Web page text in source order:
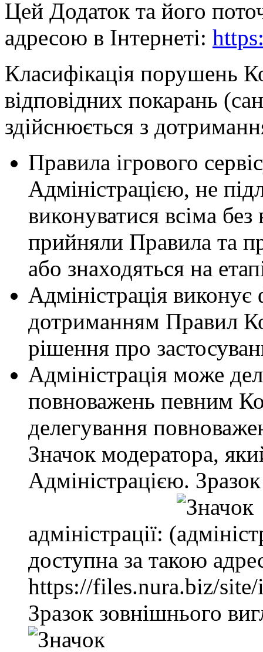
Цей Додаток та його
адресою в Інтернеті:
Класифікація порушень
відповідних покарань
здійснюється з
Правила ігрового
Адміністрацією, не
виконуватися всіма
прийняли Правила та
або знаходяться на
Адміністрація
дотриманням Правил
рішення про
Адміністрація може
повноважень певним
делегування
Значок модератора,
Адміністрацією.
адміністрації: (
доступна за такою
https://files.nura.biz/site/
Зразок зовнішнього